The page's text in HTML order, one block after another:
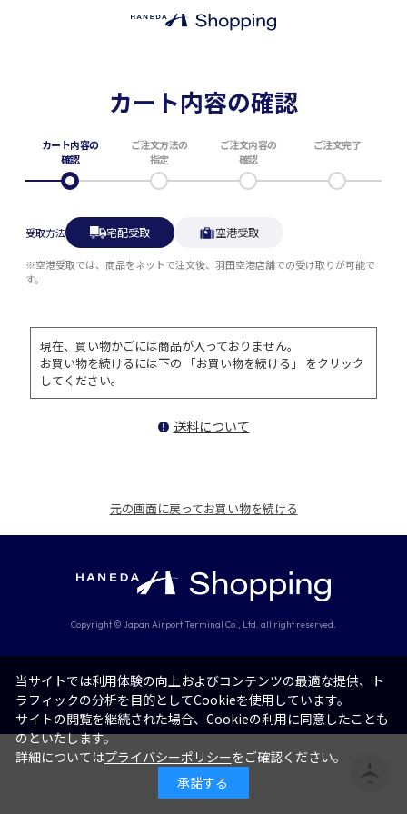
カート内容の確認
カート内容の
確認
ご注文方法の
指定
ご注文内容の
確認
ご注文完了
受取方法 宅配受取 空港受取
※空港受取では、商品をネットで注文後、羽田空港店舗での受け取りが可能で
す。
現在、買い物かごには商品が入っておりません。
お買い物を続けるには下の 「お買い物を続ける」 をクリック
してください。
！ 送料について
元の画面に戻ってお買い物を続ける
Copyright © Japan Airport Terminal Co., Ltd. all right reserved.
当サイトでは利用体験の向上およびコンテンツの最適な提供、ト
ラフィックの分析を目的としてCookieを使用しています。
サイトの閲覧を継続された場合、Cookieの利用に同意したことも
のといたします。
詳細についてはプライバシーポリシーをご確認ください。
承諾する